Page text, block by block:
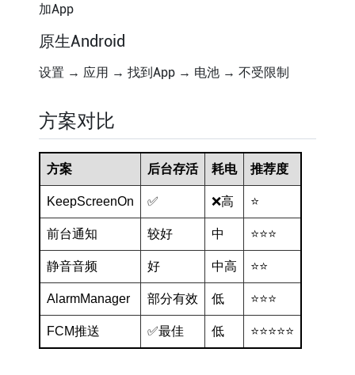
加App
原生Android
设置 → 应用 → 找到App → 电池 → 不受限制
方案对比
方案 后台存活 耗电 推荐度
KeepScreenOn ✅ ❌高 ⭐
前台通知 较好 中 ⭐⭐⭐
静音音频 好 中高 ⭐⭐
AlarmManager 部分有效 低 ⭐⭐⭐
FCM推送 ✅最佳 低 ⭐⭐⭐⭐⭐